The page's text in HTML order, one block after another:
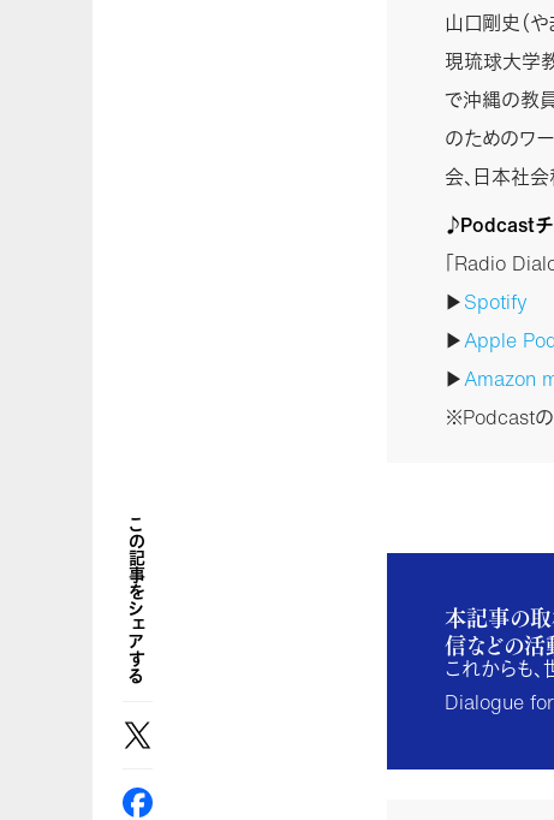
山口剛史（や
現琉球大学
で沖縄の教
のためのワ
会、日本社
♪Podcastチ
「Radio
▶Spotify
▶Apple
▶Amazon
※Podcastの
本記事の取
信などの活
これからも、
Dialogue for
この記事をシェアする